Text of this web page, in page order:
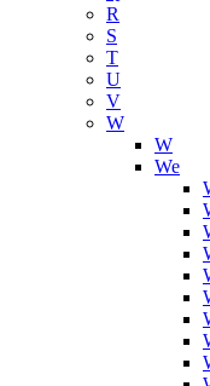
R
S
T
U
V
W
W
We